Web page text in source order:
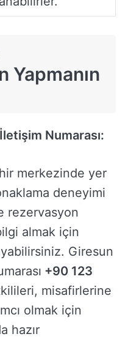
Yapmanın
Numarası:
merkezinde yer
deneyimi
rezervasyon
almak için
Giresun
+90 123
misafirlerine
olmak için
hazır